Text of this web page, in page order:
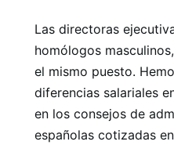
Las directoras
homólogos
el mismo puesto.
diferencias salariales
en los consejos de
españolas cotizadas